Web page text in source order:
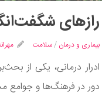
رازهای
بیماری و درمان /سلامت
ادرار درمانی، یکی از
دور در فرهنگ‌ها و جوامع